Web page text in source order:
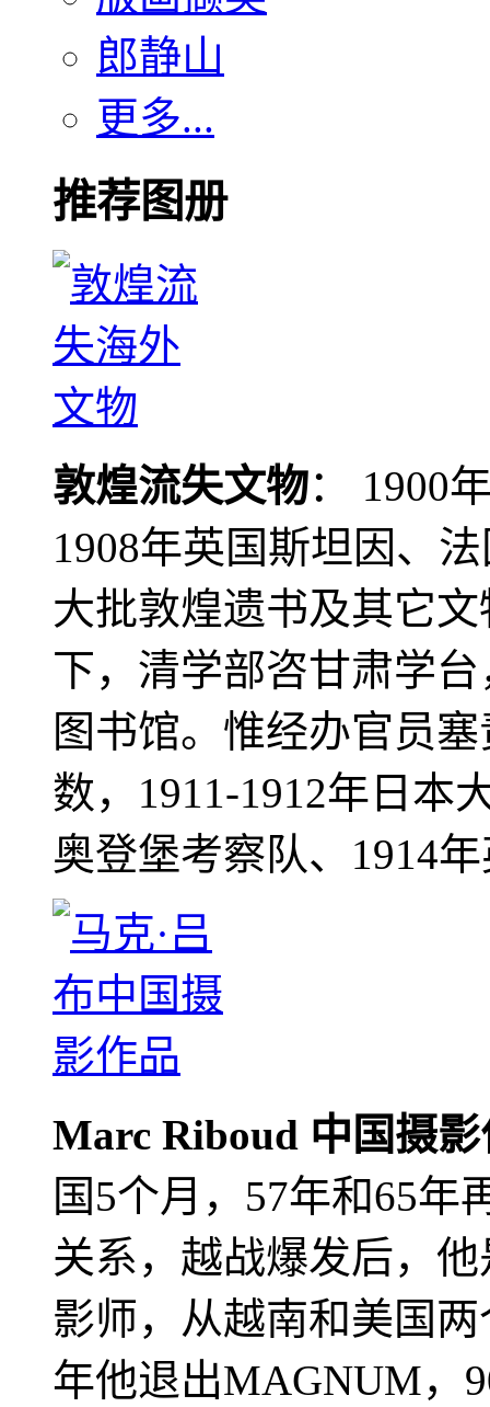
郎静山
更多...
推荐图册
敦煌流失文物： 1900
1908年英国斯坦因、
大批敦煌遗书及其它
下，清学部咨甘肃学
图书馆。惟经办官员
数，1911-1912年日本
奥登堡考察队、1914
Marc Riboud 中国摄
国5个月，57年和65年
关系，越战爆发后，
影师，从越南和美国
年他退出MAGNUM，